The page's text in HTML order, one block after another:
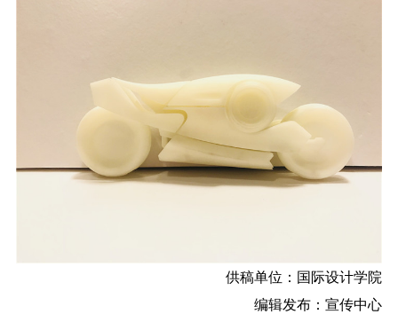
供稿单位：国际设计学院
编辑发布：宣传中心